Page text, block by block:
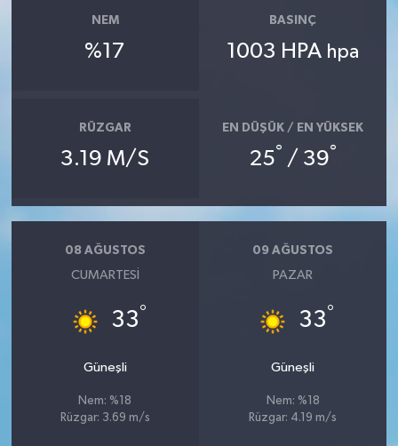
NEM
%17
BASINÇ
1003 HPA hpa
RÜZGAR
3.19 M/S
EN DÜŞÜK / EN YÜKSEK
25° / 39°
08 AĞUSTOS
CUMARTESI
33°
Güneşli
Nem: %18
Rüzgar: 3.69 m/s
09 AĞUSTOS
PAZAR
33°
Güneşli
Nem: %18
Rüzgar: 4.19 m/s